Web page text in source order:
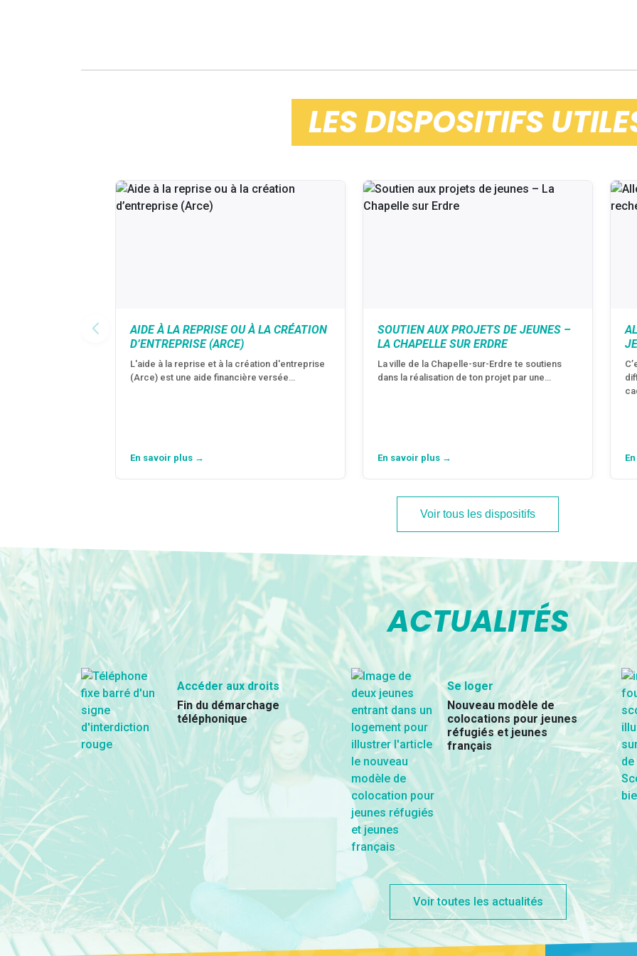
LES DISPOSITIFS
AIDE À LA REPRISE OU À LA CRÉATION
D’ENTREPRISE (ARCE)
L'aide à la reprise et à la création d'entreprise
(Arce) est une aide financière versée…
En savoir plus →
SOUTIEN AUX PROJETS DE JEUNES –
LA CHAPELLE SUR ERDRE
La ville de la Chapelle-sur-Erdre te soutiens
dans la réalisation de ton projet par une…
En savoir plus →
Voir tous les dispositifs
ACTUALITÉS
Accéder aux droits
Fin du démarchage
téléphonique
Se loger
Nouveau modèle de
colocations pour jeunes
réfugiés et jeunes
français
Voir toutes les actualités